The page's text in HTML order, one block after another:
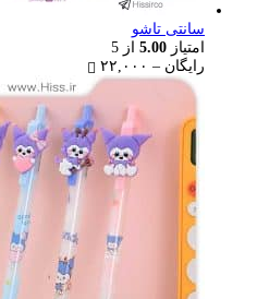
سانتی تاشو
امتیاز 5.00 از 5
رایگان – ۲۲,۰۰۰
range:
رایگان
through
۲۲,۰۰۰ تومان